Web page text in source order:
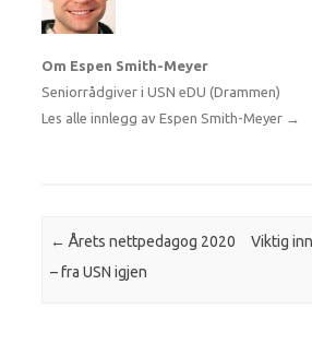
Om Espen Smith-Meyer
Seniorrådgiver i USN eDU (Drammen)
Les alle innlegg av Espen Smith-Meyer →
Innleggsnavigasjon
← Årets nettpedagog 2020
– fra USN igjen
Viktig